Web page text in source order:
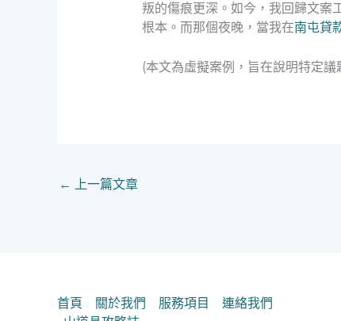
叛的傷痕更深。如今，我回歸文
根本。而那個夜晚，當我在南屯貸
(本文為虛擬案例，旨在說明特定
← 上一篇文章
首頁 關於我們 服務項目
連絡我們